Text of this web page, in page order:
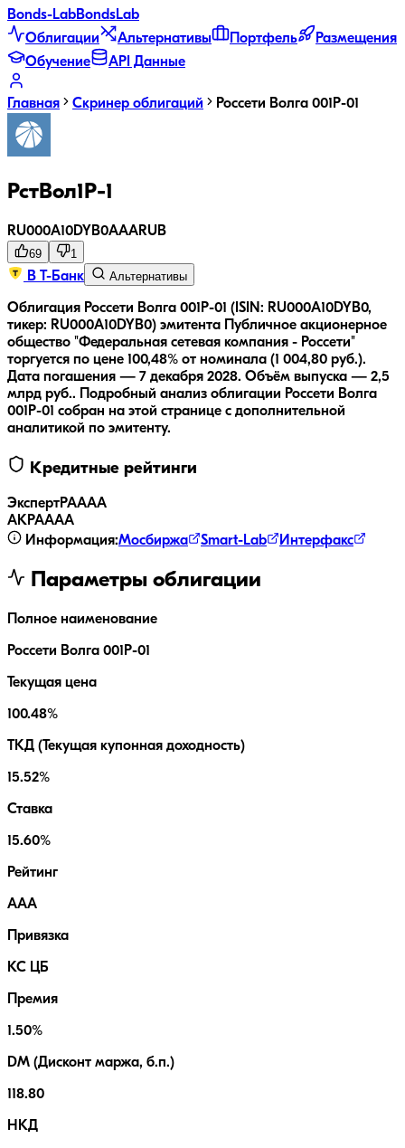
Bonds-LabBondsLab
Облигации
Альтернативы Портфель
Размещения
Обучение
API Данные
Главная Скринер облигаций Россети Волга 001Р-01
РстВол1Р-1
RU000A10DYB0AAARUB
69 1
В Т-Банк Альтернативы
Облигация Россети Волга 001Р-01 (ISIN: RU000A10DYB0,
тикер: RU000A10DYB0) эмитента Публичное акционерное
общество "Федеральная сетевая компания - Россети"
торгуется по цене 100,48% от номинала (1 004,80 руб.).
Дата погашения — 7 декабря 2028. Объём выпуска — 2,5
млрд руб..
Подробный анализ облигации Россети Волга
001Р-01 собран на этой странице с дополнительной
аналитикой по эмитенту.
Кредитные рейтинги
ЭкспертРАAAA
АКРАAAA
Информация:Мосбиржа Smart-Lab Интерфакс
Параметры облигации
Полное наименование
Россети Волга 001Р-01
Текущая цена
100.48%
ТКД (Текущая купонная доходность)
15.52%
Ставка
15.60%
Рейтинг
AAA
Привязка
КС ЦБ
Премия
1.50%
DM (Дисконт маржа, б.п.)
118.80
НКД